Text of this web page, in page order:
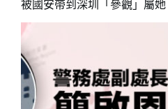
被國安帶到深圳「參觀」屬她